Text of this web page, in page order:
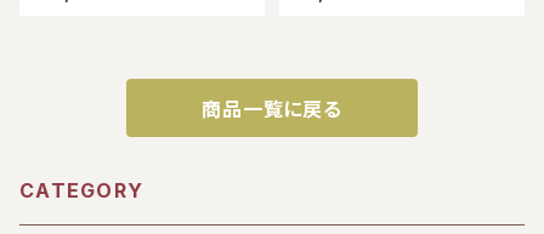
商品一覧に戻る
CATEGORY